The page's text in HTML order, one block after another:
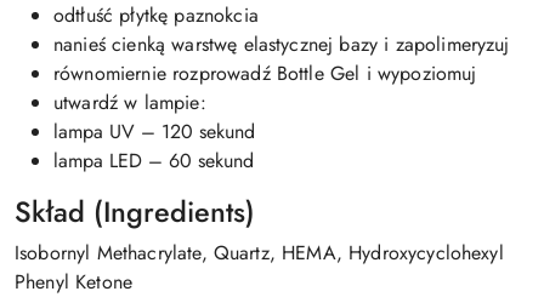
odtłuść płytkę paznokcia
nanieś cienką warstwę elastycznej bazy i zapolimeryzuj
równomiernie rozprowadź Bottle Gel i wypoziomuj
utwardź w lampie:
lampa UV – 120 sekund
lampa LED – 60 sekund
Skład (Ingredients)
Isobornyl Methacrylate, Quartz, HEMA, Hydroxycyclohexyl
Phenyl Ketone